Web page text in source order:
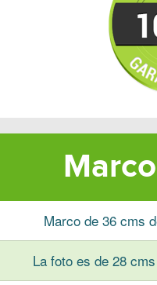
Marco de 36 cms
La foto es de 28